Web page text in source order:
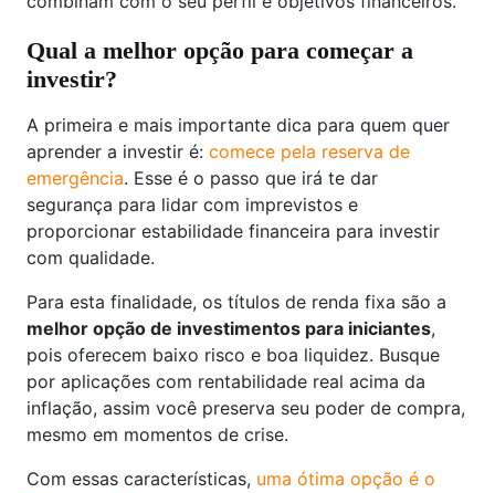
Qual a melhor opção para começar a
investir?
A primeira e mais importante dica para quem quer
aprender a investir é: comece pela reserva de
emergência. Esse é o passo que irá te dar
segurança para lidar com imprevistos e
proporcionar estabilidade financeira para investir
com qualidade.
Para esta finalidade, os títulos de renda fixa são a
melhor opção de investimentos para iniciantes,
pois oferecem baixo risco e boa liquidez. Busque
por aplicações com rentabilidade real acima da
inflação, assim você preserva seu poder de compra,
mesmo em momentos de crise.
Com essas características, uma ótima opção é o